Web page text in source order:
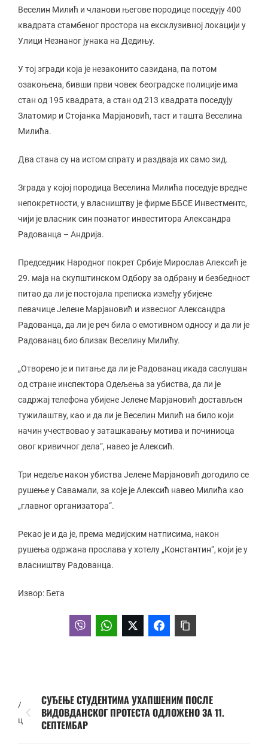
Веселин Милић и чланови његове породице поседују 400
квадрата стамбеног простора на ексклузивној локацији у
Улици Незнаног јунака на Дедињу.
У тој згради која је незаконито сазидана, па потом
озакоњена, бивши први човек београдске полиције има
стан од 195 квадрата, а стан од 213 квадрата поседују
Златомир и Стојанка Марјановић, таст и ташта Веселина
Милића.
Два стана су на истом спрату и раздваја их само зид.
Зграда у којој породица Веселина Милића поседује вредне
непокретности, у власништву је фирме ББСЕ Инвестментс,
чији је власник син познатог инвеститора Александра
Радованца – Андрија.
Председник Народног покрет Србије Мирослав Алексић је
29. маја на скупштинском Одбору за одбрану и безбедност
питао да ли је постојала преписка између убијене
певачице Јелене Марјановић и извесног Александра
Радованца, да ли је реч била о емотивном односу и да ли је
Радованац био близак Веселину Милићу.
„Отворено је и питање да ли је Радованац икада саслушан
од стране инспектора Одељења за убиства, да ли је
садржај телефона убијене Јелене Марјановић достављен
тужилаштву, као и да ли је Веселин Милић на било који
начин учествовао у заташкавању мотива и починиоца
овог кривичног дела“, навео је Алексић.
Три недеље након убиства Јелене Марјановић догодило се
рушење у Савамали, за које је Алексић навео Милића као
„главног организатора“.
Рекао је и да је, према медијским натписима, након
рушења одржана прослава у хотелу „Константин“, који је у
власништву Радованца.
Извор: Бета
/
ц
СУЂЕЊЕ СТУДЕНТИМА УХАПШЕНИМ ПОСЛЕ
ВИДОВДАНСКОГ ПРОТЕСТА ОДЛОЖЕНО ЗА 11.
СЕПТЕМБАР